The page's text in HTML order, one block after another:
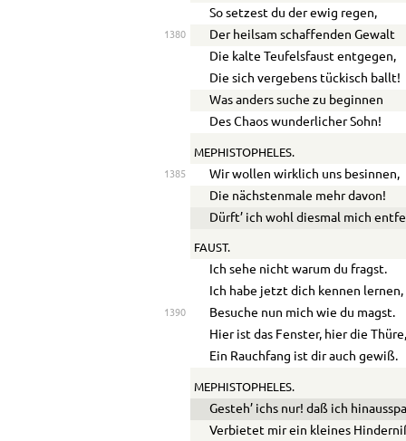
So setzest du der ewig regen,
1380
Der heilsam schaffenden Gewalt
Die kalte Teufelsfaust entgegen,
Die sich vergebens tückisch ballt!
Was anders suche zu beginnen
Des Chaos wunderlicher Sohn!
MEPHISTOPHELES.
1385
Wir wollen wirklich uns besinnen,
Die nächstenmale mehr davon!
Dürft’ ich wohl diesmal mich
FAUST.
Ich sehe nicht warum du fragst.
Ich habe jetzt dich kennen lernen,
1390
Besuche nun mich wie du magst.
Hier ist das Fenster, hier die
Ein Rauchfang ist dir auch gewiß.
MEPHISTOPHELES.
Gesteh’ ichs nur! daß ich
Verbietet mir ein kleines